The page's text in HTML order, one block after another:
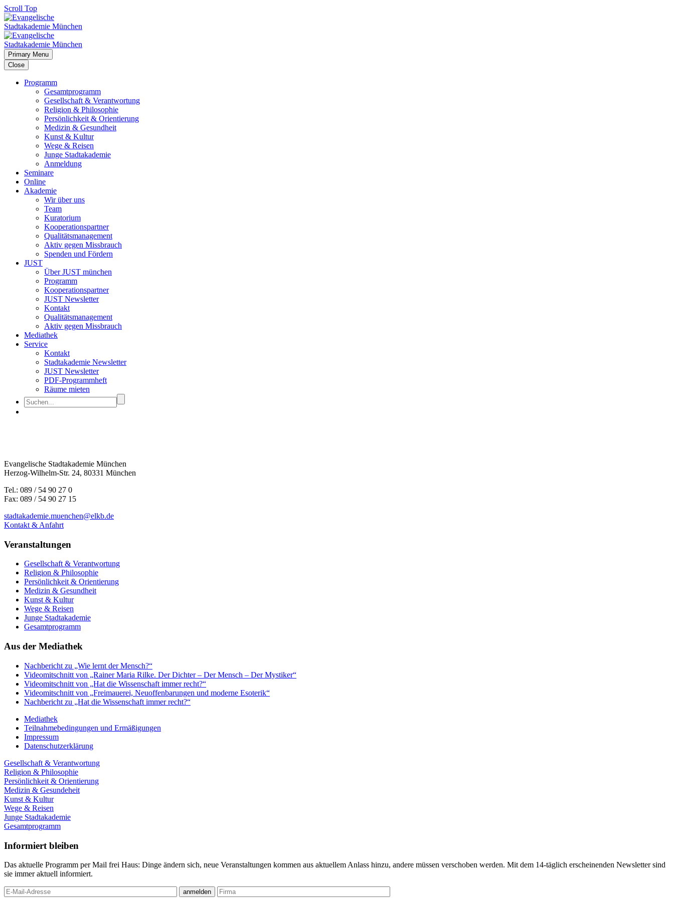
Scroll Top
Primary Menu
Close
Programm
Gesamtprogramm
Gesellschaft & Verantwortung
Religion & Philosophie
Persönlichkeit & Orientierung
Medizin & Gesundheit
Kunst & Kultur
Wege & Reisen
Junge Stadtakademie
Anmeldung
Seminare
Online
Akademie
Wir über uns
Team
Kuratorium
Kooperationspartner
Qualitätsmanagement
Aktiv gegen Missbrauch
Spenden und Fördern
JUST
Über JUST münchen
Programm
Kooperationspartner
JUST Newsletter
Kontakt
Qualitätsmanagement
Aktiv gegen Missbrauch
Mediathek
Service
Kontakt
Stadtakademie Newsletter
JUST Newsletter
PDF-Programmheft
Räume mieten
Evangelische Stadtakademie München
Herzog-Wilhelm-Str. 24, 80331 München
Tel.: 089 / 54 90 27 0
Fax: 089 / 54 90 27 15
stadtakademie.muenchen@elkb.de
Kontakt & Anfahrt
Veranstaltungen
Gesellschaft & Verantwortung
Religion & Philosophie
Persönlichkeit & Orientierung
Medizin & Gesundheit
Kunst & Kultur
Wege & Reisen
Junge Stadtakademie
Gesamtprogramm
Aus der Mediathek
Nachbericht zu „Wie lernt der Mensch?“
Videomitschnitt von „Rainer Maria Rilke. Der Dichter – Der Mensch – Der Mystiker“
Videomitschnitt von „Hat die Wissenschaft immer recht?“
Videomitschnitt von „Freimauerei, Neuoffenbarungen und moderne Esoterik“
Nachbericht zu „Hat die Wissenschaft immer recht?“
Mediathek
Teilnahmebedingungen und Ermäßigungen
Impressum
Datenschutzerklärung
Gesellschaft & Verantwortung
Religion & Philosophie
Persönlichkeit & Orientierung
Medizin & Gesundeheit
Kunst & Kultur
Wege & Reisen
Junge Stadtakademie
Gesamtprogramm
Informiert bleiben
Das aktuelle Programm per Mail frei Haus: Dinge ändern sich, neue Veranstaltungen kommen aus aktuellem Anlass hinzu, andere müssen verschoben werden. Mit dem 14-täglich erscheinenden Newsletter sind
sie immer aktuell informiert.